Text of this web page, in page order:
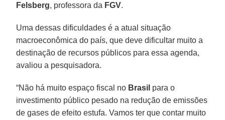
Felsberg, professora da FGV.
Uma dessas dificuldades é a atual situação
macroeconômica do país, que deve dificultar muito a
destinação de recursos públicos para essa agenda,
avaliou a pesquisadora.
“Não há muito espaço fiscal no Brasil para o
investimento público pesado na redução de emissões
de gases de efeito estufa. Vamos ter que contar muito